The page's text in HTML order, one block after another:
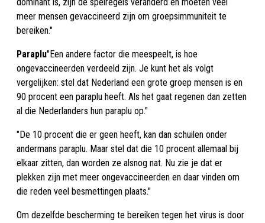
meer mensen gevaccineerd zijn om groepsimmuniteit te
bereiken."
Paraplu"Een andere factor die meespeelt, is hoe
ongevaccineerden verdeeld zijn. Je kunt het als volgt
vergelijken: stel dat Nederland een grote groep mensen is en
90 procent een paraplu heeft. Als het gaat regenen dan zetten
al die Nederlanders hun paraplu op."
"De 10 procent die er geen heeft, kan dan schuilen onder
andermans paraplu. Maar stel dat die 10 procent allemaal bij
elkaar zitten, dan worden ze alsnog nat. Nu zie je dat er
plekken zijn met meer ongevaccineerden en daar vinden om
die reden veel besmettingen plaats."
Om dezelfde bescherming te bereiken tegen het virus is door